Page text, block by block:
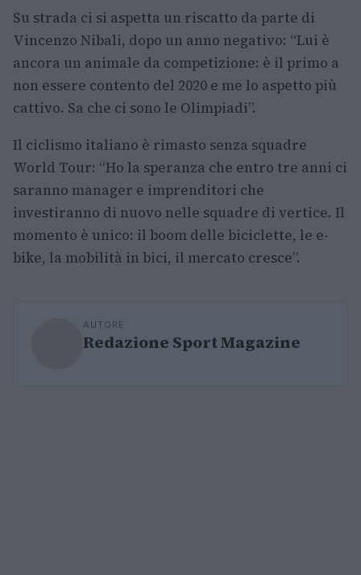
Su strada ci si aspetta un riscatto da parte di
Vincenzo Nibali, dopo un anno negativo: “Lui è
ancora un animale da competizione: è il primo a
non essere contento del 2020 e me lo aspetto più
cattivo. Sa che ci sono le Olimpiadi”.
Il ciclismo italiano è rimasto senza squadre
World Tour: “Ho la speranza che entro tre anni ci
saranno manager e imprenditori che
investiranno di nuovo nelle squadre di vertice. Il
momento è unico: il boom delle biciclette, le e-
bike, la mobilità in bici, il mercato cresce”.
AUTORE
Redazione Sport Magazine